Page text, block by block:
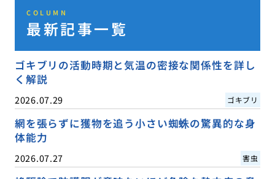
COLUMN
最新記事一覧
ゴキブリの活動時期と気温の密接な関係性を詳し
く解説
2026.07.29 ゴキブリ
網を張らずに獲物を追う小さい蜘蛛の驚異的な身
体能力
2026.07.27 害虫